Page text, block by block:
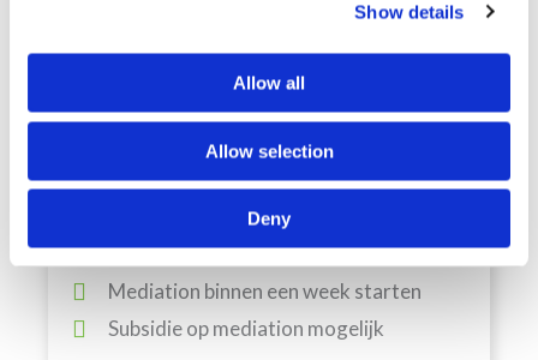
Show details
Allow all
Allow selection
Deny
Waarom Mediator-zoeken.nl?
Landelijk netwerk MfN-
registermediators
Meer dan 20 jaar expertise
Scheiden, arbeidsmediation, zakelijke en
familiemediation
Mediation binnen een week starten
Subsidie op mediation mogelijk